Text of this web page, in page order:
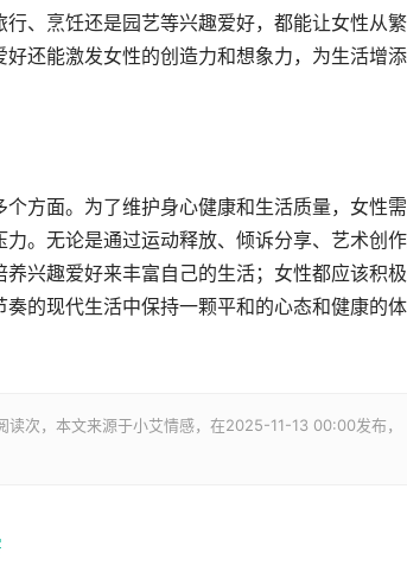
、烹饪还是园艺等兴趣爱好，都能让女性从
还能激发女性的创造力和想象力，为生活增
方面。为了维护身心健康和生活质量，女性
。无论是通过运动释放、倾诉分享、艺术创
兴趣爱好来丰富自己的生活；女性都应该积
的现代生活中保持一颗平和的心态和健康的体
读次，本文来源于小艾情感，在2025-11-13 00:00发布，